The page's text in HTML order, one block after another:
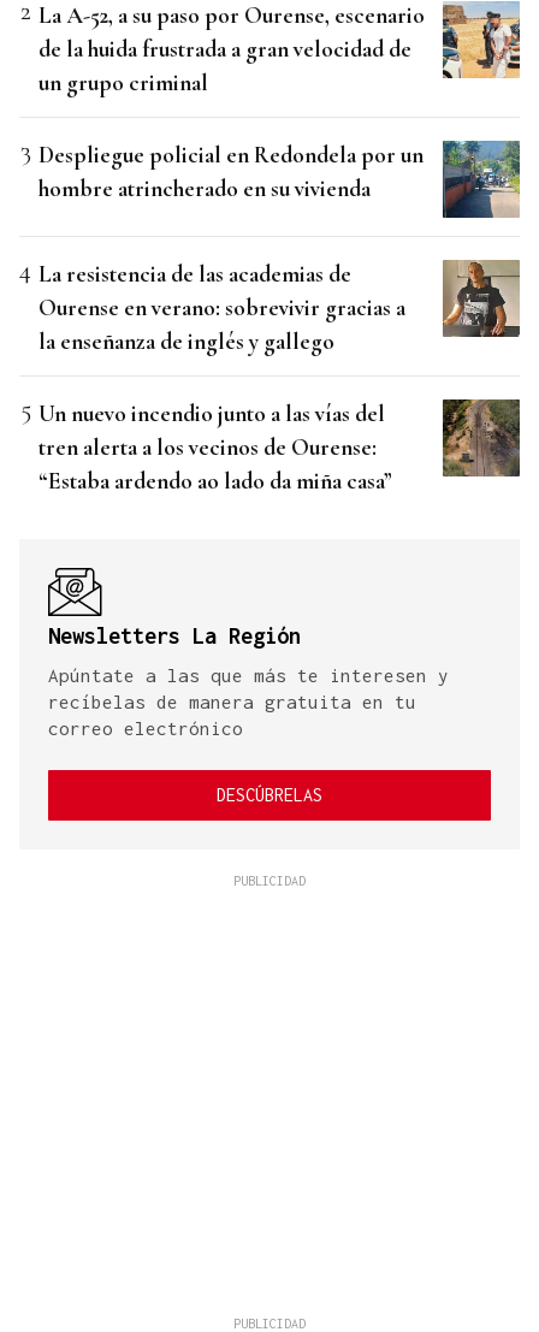
La A-52, a su paso por Ourense, escenario
de la huida frustrada a gran velocidad de
un grupo criminal
Despliegue policial en Redondela por un
hombre atrincherado en su vivienda
La resistencia de las academias de
Ourense en verano: sobrevivir gracias a
la enseñanza de inglés y gallego
Un nuevo incendio junto a las vías del
tren alerta a los vecinos de Ourense:
“Estaba ardendo ao lado da miña casa”
Newsletters La Región
Apúntate a las que más te interesen y
recíbelas de manera gratuita en tu
correo electrónico
DESCÚBRELAS